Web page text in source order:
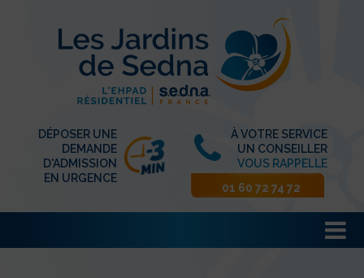
DÉPOSER UNE
DEMANDE
D'ADMISSION
EN URGENCE
À VOTRE SERVICE
UN CONSEILLER
VOUS RAPPELLE
01 60 72 74 72